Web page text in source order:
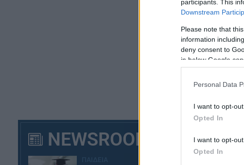
participants. This
Downstream
Please note that
information
deny consent to
in below Google
Personal Data
I want to opt-
Opted In
I want to opt-
Opted In
NEWSROOM
Οι
να
τους